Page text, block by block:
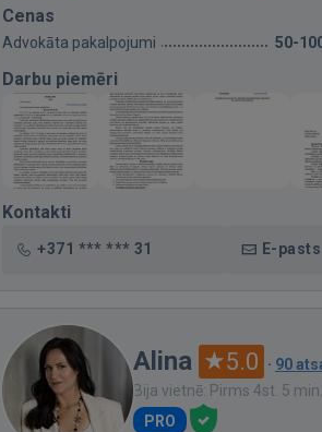
Cenas
Advokāta pakalpojumi 50-
Darbu piemēri
Kontakti
+371 *** *** 31 E-pasts
Alina 5.0 · 90
Bija vietnē: Pirms 4st. 5 min.
PRO